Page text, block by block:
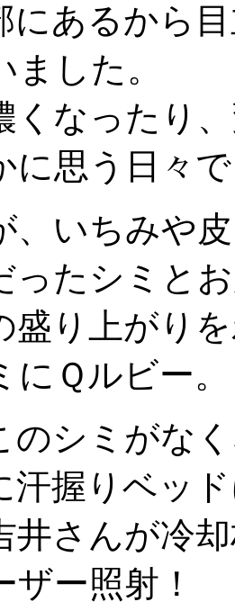
にあるから
した。
くなったり
に思う日々
、いちみや
ったシミと
盛り上がり
Ｑルビー。
のシミがな
汗握りベッ
井さんが冷
ザー照射！